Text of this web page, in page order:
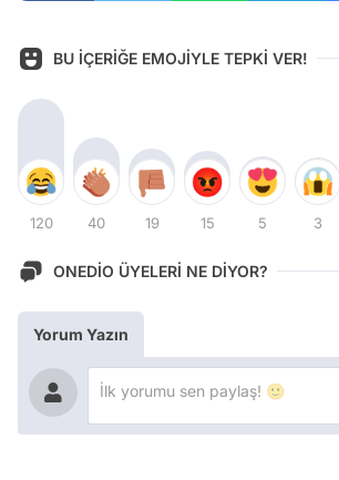
BU İÇERİĞE EMOJİYLE TEPKİ VER!
120 40 19 15 5 3
ONEDİO ÜYELERİ NE DİYOR?
Yorum Yazın